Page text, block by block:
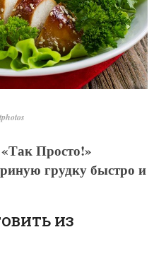
«Так Просто!»
грудку быстро и
ИЗ